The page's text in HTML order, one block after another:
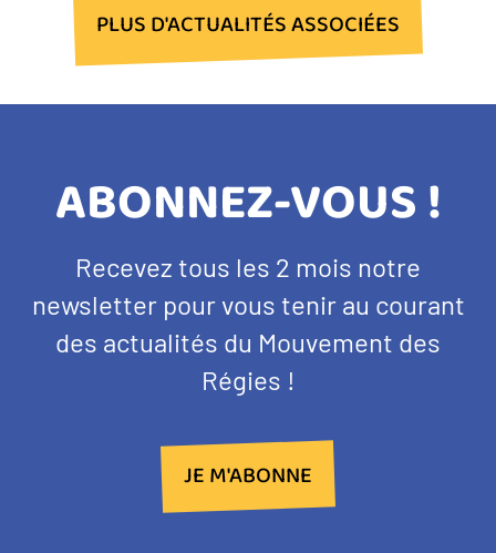
PLUS D'ACTUALITÉS ASSOCIÉES
TITRE
BANDEAU
NEWSLETTER
ABONNEZ-VOUS !
Texte
d'introduction
Recevez tous les 2 mois notre
newsletter pour vous tenir au courant
des actualités du Mouvement des
Régies !
JE M'ABONNE